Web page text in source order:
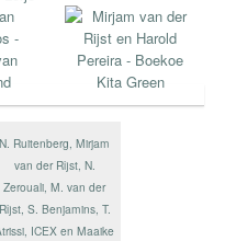
N. Ruitenberg, Mirjam
van der Rijst, N.
Zerouali, M. van der
Rijst, S. Benjamins, T.
ICEX en Maaike